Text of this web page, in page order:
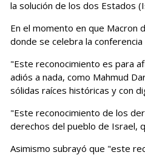
la solución de los dos Estados
En el momento en que Macron
donde se celebra la
"Este reconocimiento es para
adiós a nada, como Mahmud
sólidas raíces históricas y con
"Este reconocimiento de los
derechos del pueblo de Israel,
Asimismo subrayó que "este